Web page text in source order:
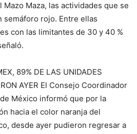
Maza, las actividades que se
semáforo rojo. Entre ellas
con las limitantes de 30 y 40 %
89% DE LAS UNIDADES
AYER El Consejo Coordinador
México informó que por la
hacia el color naranja del
desde ayer pudieron regresar a